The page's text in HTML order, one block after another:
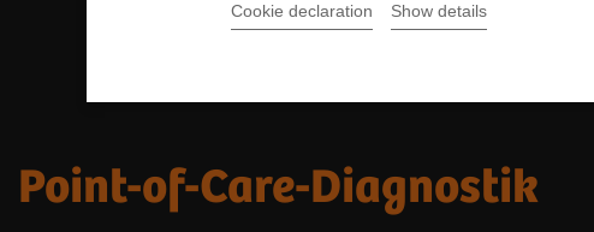
Cookie declaration Show details
Point-of-Care-Diagnostik